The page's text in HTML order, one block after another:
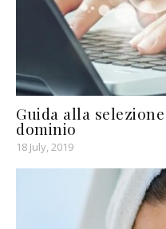
Guida alla
dominio
18 July, 2019